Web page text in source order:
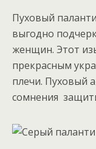
Пуховый
выгодно
женщин. Этот
прекрасным
плечи. Пуховый
сомнения